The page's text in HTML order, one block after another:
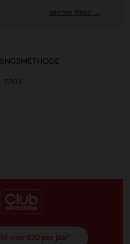
Selecteer Winkel →
7,90 €
voor €30 per jaar*